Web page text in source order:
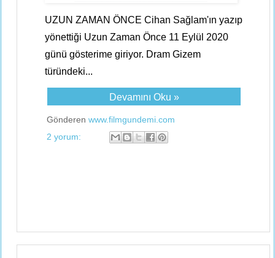
UZUN ZAMAN ÖNCE Cihan Sağlam'ın yazıp
yönettiği Uzun Zaman Önce 11 Eylül 2020
günü gösterime giriyor. Dram Gizem
türündeki...
Devamını Oku »
Gönderen www.filmgundemi.com
2 yorum: